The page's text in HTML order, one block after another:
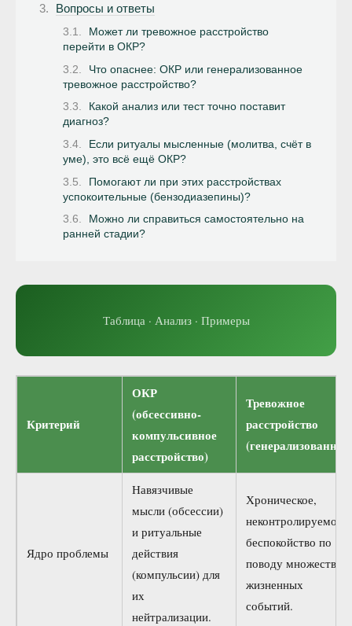
Вопросы и ответы
Может ли тревожное расстройство
перейти в ОКР?
Что опаснее: ОКР или генерализованное
тревожное расстройство?
Какой анализ или тест точно поставит
диагноз?
Если ритуалы мысленные (молитва, счёт в
уме), это всё ещё ОКР?
Помогают ли при этих расстройствах
успокоительные (бензодиазепины)?
Можно ли справиться самостоятельно на
ранней стадии?
Таблица · Анализ · Примеры
Критерий
ОКР
(обсессивно-
компульсивное
расстройство)
Тревожное
расстройство
(генерализованное)
Ядро проблемы
Навязчивые
мысли (обсессии)
и ритуальные
действия
(компульсии) для
их
нейтрализации.
Хроническое,
неконтролируемое
беспокойство по
поводу множества
жизненных
событий.